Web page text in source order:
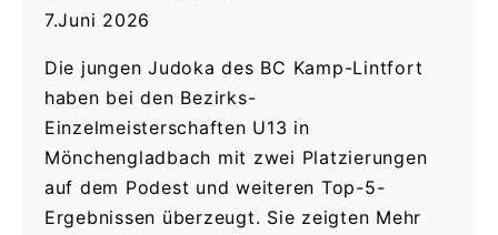
7.Juni 2026
Die jungen Judoka des BC Kamp-Lintfort
haben bei den Bezirks-
Einzelmeisterschaften U13 in
Mönchengladbach mit zwei Platzierungen
auf dem Podest und weiteren Top-5-
Ergebnissen überzeugt. Sie zeigten Mehr